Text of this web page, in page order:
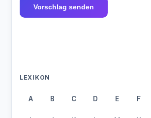
Vorschlag senden
LEXIKON
A B C D E F